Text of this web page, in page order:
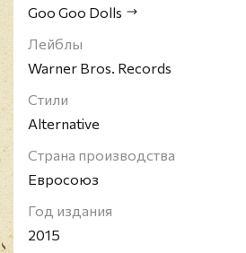
Goo Goo Dolls
Лейблы
Warner Bros. Records
Стили
Alternative
Страна производства
Евросоюз
Год издания
2015